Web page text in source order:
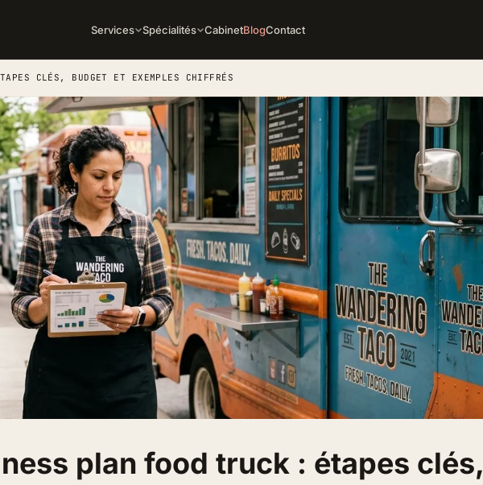
Services Spécialités CabinetBlogContact
CLÉS, BUDGET ET EXEMPLES CHIFFRÉS
plan food truck : étapes clés,